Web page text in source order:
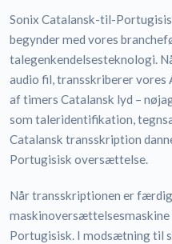
Sonix Catalansk-til-
begynder med vores
talegenkendelsesteknologi.
audio fil, transskriberer
af timers Catalansk lyd –
som taleridentifikation,
Catalansk transskription
Portugisisk oversættelse.
Når transskriptionen er
Portugisisk. I modsætning til